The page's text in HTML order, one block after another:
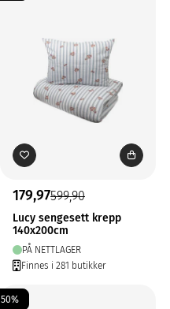
179,97599,90
Lucy sengesett krepp
140x200cm
PÅ NETTLAGER
Finnes i 281 butikker
50%